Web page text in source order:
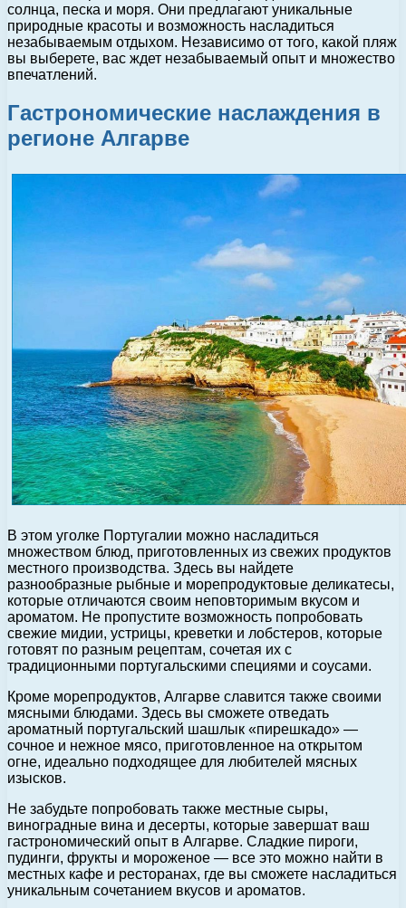
солнца, песка и моря. Они предлагают уникальные
природные красоты и возможность насладиться
незабываемым отдыхом. Независимо от того, какой пляж
вы выберете, вас ждет незабываемый опыт и множество
впечатлений.
Гастрономические наслаждения в
регионе Алгарве
В этом уголке Португалии можно насладиться
множеством блюд, приготовленных из свежих продуктов
местного производства. Здесь вы найдете
разнообразные рыбные и морепродуктовые деликатесы,
которые отличаются своим неповторимым вкусом и
ароматом. Не пропустите возможность попробовать
свежие мидии, устрицы, креветки и лобстеров, которые
готовят по разным рецептам, сочетая их с
традиционными португальскими специями и соусами.
Кроме морепродуктов, Алгарве славится также своими
мясными блюдами. Здесь вы сможете отведать
ароматный португальский шашлык «пирешкадо» —
сочное и нежное мясо, приготовленное на открытом
огне, идеально подходящее для любителей мясных
изысков.
Не забудьте попробовать также местные сыры,
виноградные вина и десерты, которые завершат ваш
гастрономический опыт в Алгарве. Сладкие пироги,
пудинги, фрукты и мороженое — все это можно найти в
местных кафе и ресторанах, где вы сможете насладиться
уникальным сочетанием вкусов и ароматов.